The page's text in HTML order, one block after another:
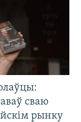
сваю
рынку